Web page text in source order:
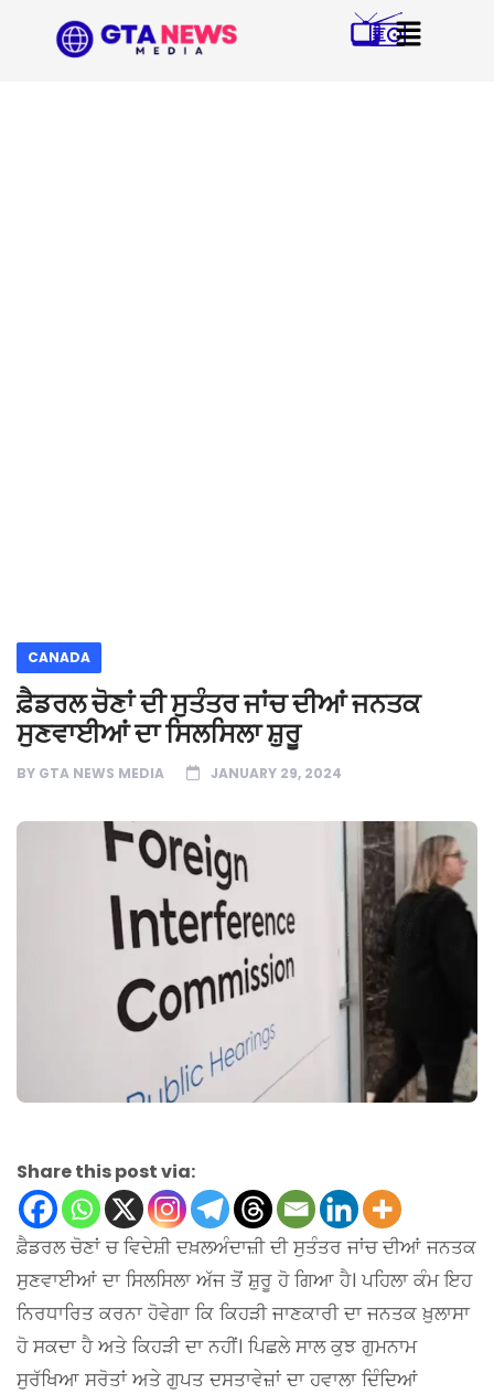
CANADA
ਫ਼ੈਡਰਲ ਚੋਣਾਂ ਦੀ ਸੁਤੰਤਰ ਜਾਂਚ ਦੀਆਂ ਜਨਤਕ
ਸੁਣਵਾਈਆਂ ਦਾ ਸਿਲਸਿਲਾ ਸ਼ੁਰੂ
BY GTA NEWS MEDIA JANUARY 29, 2024
Share this post via:
ਫ਼ੈਡਰਲ ਚੋਣਾਂ ਚ ਵਿਦੇਸ਼ੀ ਦਖ਼ਲਅੰਦਾਜ਼ੀ ਦੀ ਸੁਤੰਤਰ ਜਾਂਚ ਦੀਆਂ ਜਨਤਕ
ਸੁਣਵਾਈਆਂ ਦਾ ਸਿਲਸਿਲਾ ਅੱਜ ਤੋਂ ਸ਼ੁਰੂ ਹੋ ਗਿਆ ਹੈ। ਪਹਿਲਾ ਕੰਮ ਇਹ
ਨਿਰਧਾਰਿਤ ਕਰਨਾ ਹੋਵੇਗਾ ਕਿ ਕਿਹੜੀ ਜਾਣਕਾਰੀ ਦਾ ਜਨਤਕ ਖ਼ੁਲਾਸਾ
ਹੋ ਸਕਦਾ ਹੈ ਅਤੇ ਕਿਹੜੀ ਦਾ ਨਹੀਂ। ਪਿਛਲੇ ਸਾਲ ਕੁਝ ਗੁਮਨਾਮ
ਸੁਰੱਖਿਆ ਸਰੋਤਾਂ ਅਤੇ ਗੁਪਤ ਦਸਤਾਵੇਜ਼ਾਂ ਦਾ ਹਵਾਲਾ ਦਿੰਦਿਆਂ